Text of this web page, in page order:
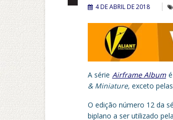
4 DE ABRIL DE 2018
A série Airframe Albumé
& Miniature, exceto
O edição número 12 da
biplano a ser utilizado